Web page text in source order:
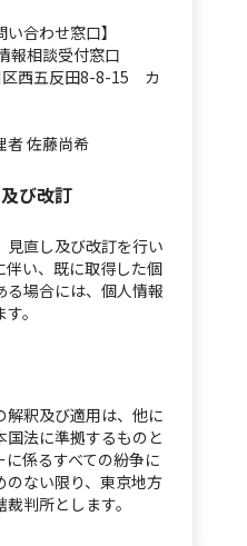
合わせ窓口】
報相談受付窓口
西五反田8-8-15 カ
者 佐藤尚希
び改訂
直し及び改訂を行い
伴い、既に取得した個
場合には、個人情報
。
釈及び適用は、他に
法に準拠するものと
係るすべての紛争に
のない限り、東京地方
判所とします。